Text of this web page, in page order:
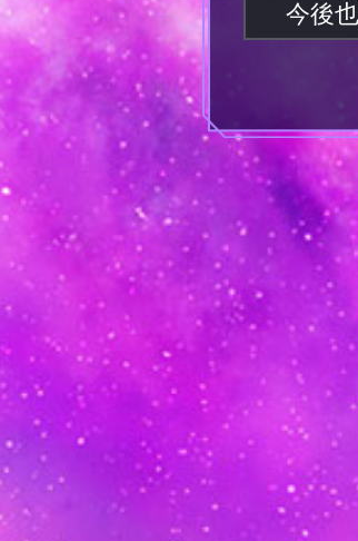
今後